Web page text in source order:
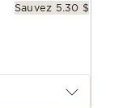
Sauvez 5.30 $